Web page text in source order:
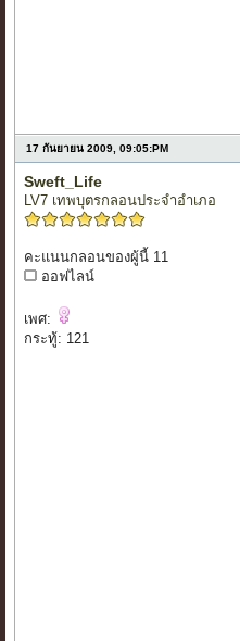
17 กันยายน 2009, 09:05:PM
Sweft_Life
LV7 เทพบุตรกลอนประจำอำเภอ
คะแนนกลอนของผู้นี้ 11
ออฟไลน์
เพศ:
กระทู้: 121